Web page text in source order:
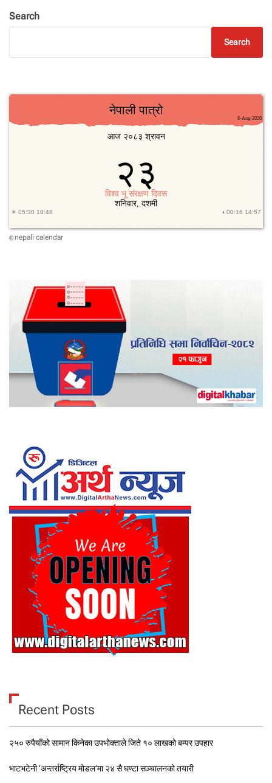
Search
Search
© nepali calendar
Recent Posts
२५० रुपैयाँको सामान किनेका उपभोक्ताले जिते १० लाखको बम्पर उपहार
भाटभटेनी ‘अन्तर्राष्ट्रिय मोडल’मा २४ सै घण्टा सञ्चालनको तयारी